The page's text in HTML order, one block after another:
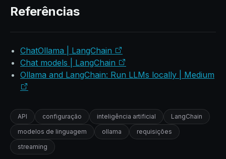
Referências
ChatOllama | LangChain
Chat models | LangChain
Ollama and LangChain: Run LLMs locally | Medium
API configuração inteligência artificial
LangChain
modelos de linguagem
ollama
requisições
streaming